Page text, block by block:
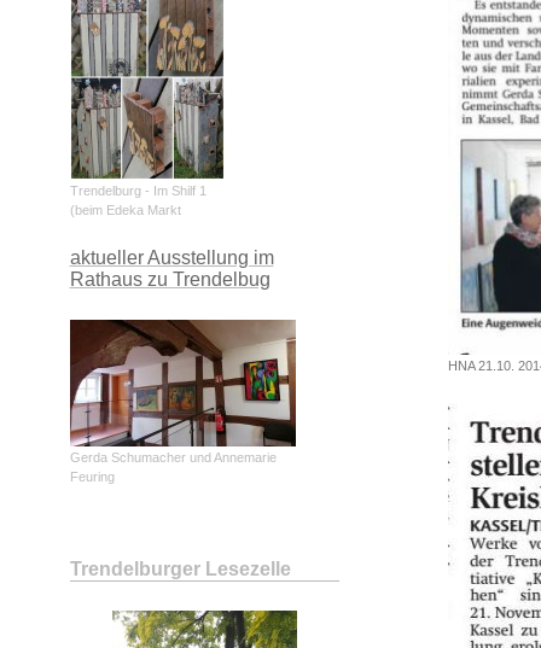
HNA 21.10.
Trendelburg - Im Shilf 1
(beim Edeka Markt
aktueller Ausstellung im
Rathaus zu Trendelbug
Gerda Schumacher und Annemarie
Feuring
Trendelburger Lesezelle